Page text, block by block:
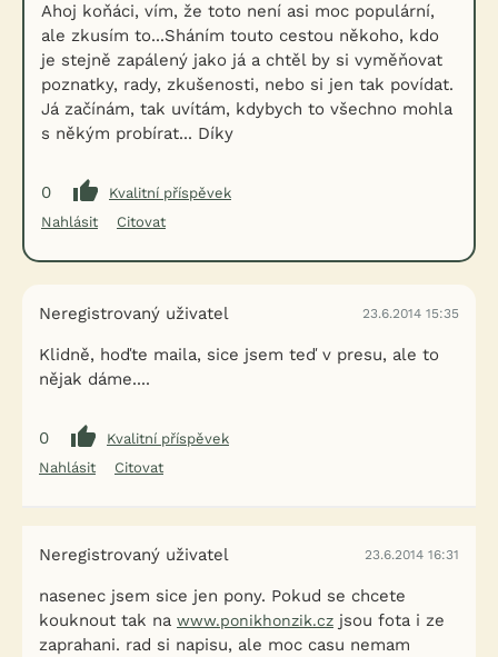
Ahoj koňáci, vím, že toto není asi moc populární,
ale zkusím to...Sháním touto cestou někoho, kdo
je stejně zapálený jako já a chtěl by si vyměňovat
poznatky, rady, zkušenosti, nebo si jen tak povídat.
Já začínám, tak uvítám, kdybych to všechno mohla
s někým probírat... Díky
0
Kvalitní příspěvek
Nahlásit
Citovat
Neregistrovaný uživatel 23.6.2014 15:35
Klidně, hoďte maila, sice jsem teď v presu, ale to
nějak dáme....
0
Kvalitní příspěvek
Nahlásit
Citovat
Neregistrovaný uživatel 23.6.2014 16:31
nasenec jsem sice jen pony. Pokud se chcete
kouknout tak na www.ponikhonzik.cz jsou fota i ze
zaprahani. rad si napisu, ale moc casu nemam